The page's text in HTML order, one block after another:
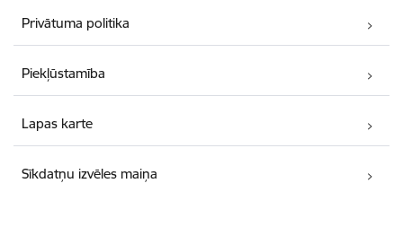
Privātuma politika
Piekļūstamība
Lapas karte
Sīkdatņu izvēles maiņa